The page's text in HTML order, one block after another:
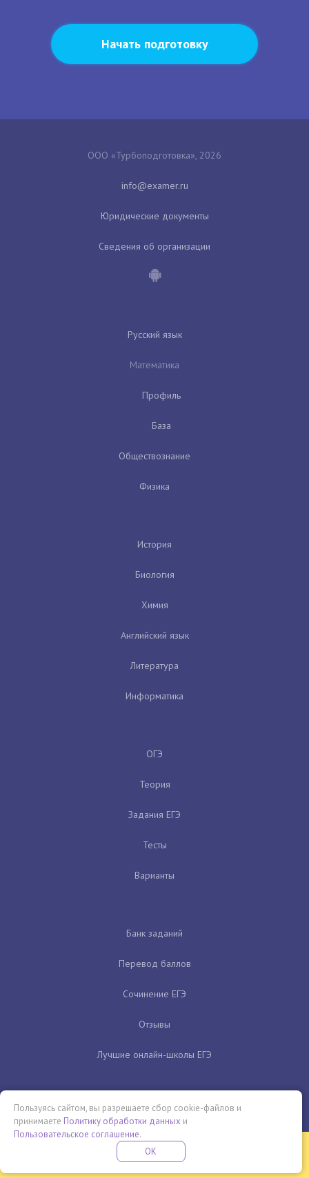
Начать подготовку
ООО «Турбоподготовка», 2026
Юридические документы
Сведения об организации
Русский язык
Математика
Профиль
База
Обществознание
Физика
История
Биология
Химия
Английский язык
Литература
Информатика
ОГЭ
Теория
Задания ЕГЭ
Тесты
Варианты
Банк заданий
Перевод баллов
Сочинение ЕГЭ
Отзывы
Лучшие онлайн-школы ЕГЭ
Бесплатная летняя школа
ПРОВЕДИ ЭТО ЛЕТО С ПОЛЬЗОЙ
Пользуясь сайтом, вы разрешаете сбор cookie-файлов и
принимаете Политику обработки данных и
Пользовательское соглашение.
OK